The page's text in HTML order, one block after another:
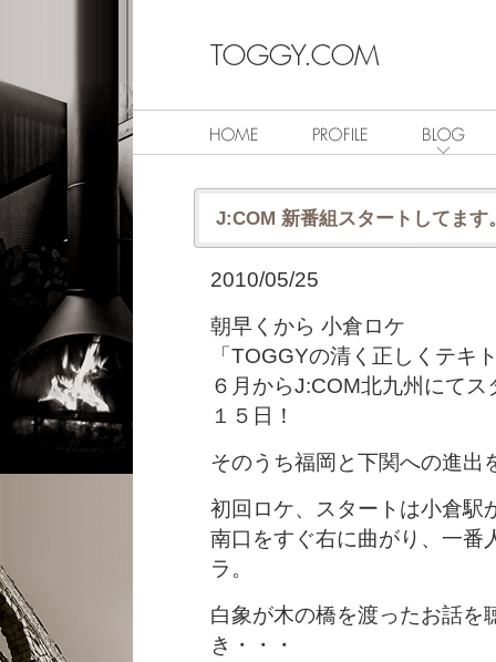
J:COM 新番組スタートしてます
2010/05/25
朝早くから 小倉ロケ
「TOGGYの清く正しくテキ
６月からJ:COM北九州にて
１５日！
そのうち福岡と下関への進出
初回ロケ、スタートは小倉駅
南口をすぐ右に曲がり、一番
ラ。
白象が木の橋を渡ったお話を
き・・・